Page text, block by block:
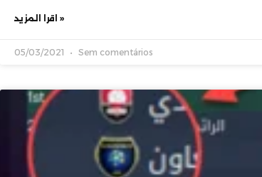
اقرا المزيد »
05/03/2021 Sem comentários